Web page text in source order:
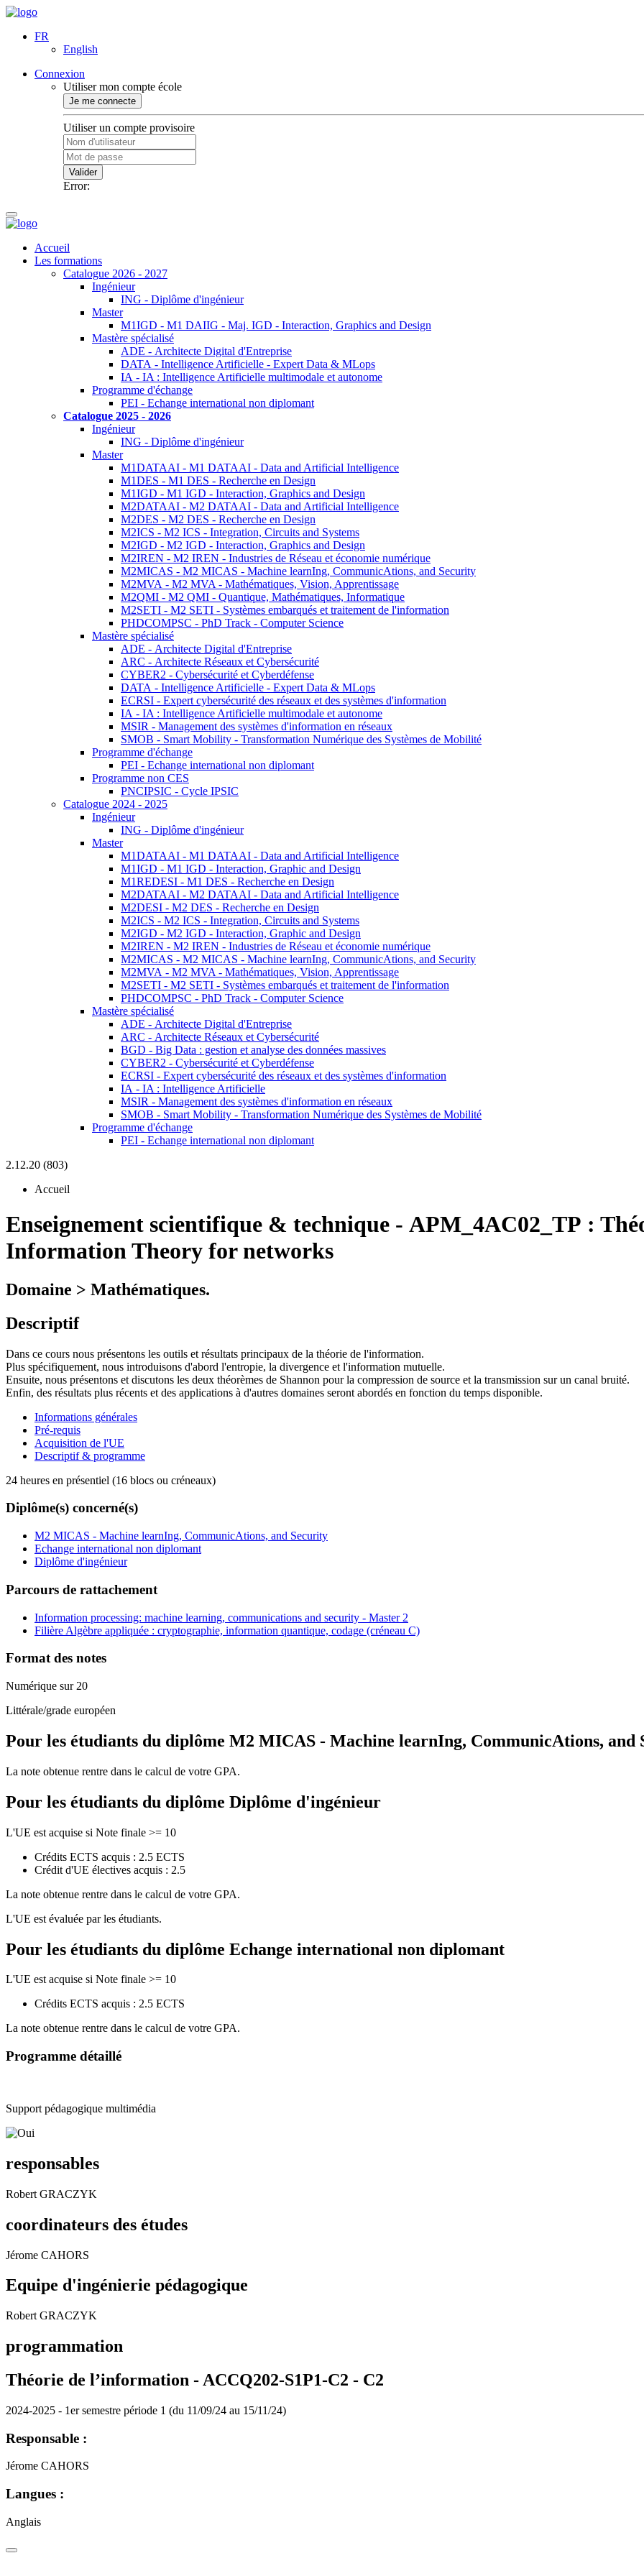
FR
English
Connexion
Utiliser mon compte école
Je me connecte
Utiliser un compte provisoire
Valider
Error:
Accueil
Les formations
Catalogue 2026 - 2027
Ingénieur
ING - Diplôme d'ingénieur
Master
M1IGD - M1 DAIIG - Maj. IGD - Interaction, Graphics and Design
Mastère spécialisé
ADE - Architecte Digital d'Entreprise
DATA - Intelligence Artificielle - Expert Data & MLops
IA - IA : Intelligence Artificielle multimodale et autonome
Programme d'échange
PEI - Echange international non diplomant
Catalogue 2025 - 2026
Ingénieur
ING - Diplôme d'ingénieur
Master
M1DATAAI - M1 DATAAI - Data and Artificial Intelligence
M1DES - M1 DES - Recherche en Design
M1IGD - M1 IGD - Interaction, Graphics and Design
M2DATAAI - M2 DATAAI - Data and Artificial Intelligence
M2DES - M2 DES - Recherche en Design
M2ICS - M2 ICS - Integration, Circuits and Systems
M2IGD - M2 IGD - Interaction, Graphics and Design
M2IREN - M2 IREN - Industries de Réseau et économie numérique
M2MICAS - M2 MICAS - Machine learnIng, CommunicAtions, and Security
M2MVA - M2 MVA - Mathématiques, Vision, Apprentissage
M2QMI - M2 QMI - Quantique, Mathématiques, Informatique
M2SETI - M2 SETI - Systèmes embarqués et traitement de l'information
PHDCOMPSC - PhD Track - Computer Science
Mastère spécialisé
ADE - Architecte Digital d'Entreprise
ARC - Architecte Réseaux et Cybersécurité
CYBER2 - Cybersécurité et Cyberdéfense
DATA - Intelligence Artificielle - Expert Data & MLops
ECRSI - Expert cybersécurité des réseaux et des systèmes d'information
IA - IA : Intelligence Artificielle multimodale et autonome
MSIR - Management des systèmes d'information en réseaux
SMOB - Smart Mobility - Transformation Numérique des Systèmes de Mobilité
Programme d'échange
PEI - Echange international non diplomant
Programme non CES
PNCIPSIC - Cycle IPSIC
Catalogue 2024 - 2025
Ingénieur
ING - Diplôme d'ingénieur
Master
M1DATAAI - M1 DATAAI - Data and Artificial Intelligence
M1IGD - M1 IGD - Interaction, Graphic and Design
M1REDESI - M1 DES - Recherche en Design
M2DATAAI - M2 DATAAI - Data and Artificial Intelligence
M2DESI - M2 DES - Recherche en Design
M2ICS - M2 ICS - Integration, Circuits and Systems
M2IGD - M2 IGD - Interaction, Graphic and Design
M2IREN - M2 IREN - Industries de Réseau et économie numérique
M2MICAS - M2 MICAS - Machine learnIng, CommunicAtions, and Security
M2MVA - M2 MVA - Mathématiques, Vision, Apprentissage
M2SETI - M2 SETI - Systèmes embarqués et traitement de l'information
PHDCOMPSC - PhD Track - Computer Science
Mastère spécialisé
ADE - Architecte Digital d'Entreprise
ARC - Architecte Réseaux et Cybersécurité
BGD - Big Data : gestion et analyse des données massives
CYBER2 - Cybersécurité et Cyberdéfense
ECRSI - Expert cybersécurité des réseaux et des systèmes d'information
IA - IA : Intelligence Artificielle
MSIR - Management des systèmes d'information en réseaux
SMOB - Smart Mobility - Transformation Numérique des Systèmes de Mobilité
Programme d'échange
PEI - Echange international non diplomant
2.12.20 (803)
Accueil
Enseignement scientifique & technique - APM_4AC02_TP :
Information Theory for networks
Domaine > Mathématiques.
Descriptif
Dans ce cours nous présentons les outils et résultats principaux de la théorie de l'information.
Plus spécifiquement, nous introduisons d'abord l'entropie, la divergence et l'information mutuelle.
Ensuite, nous présentons et discutons les deux théorèmes de Shannon pour la compression de source et la transmission sur un canal bruité.
Enfin, des résultats plus récents et des applications à d'autres domaines seront abordés en fonction du temps disponible.
Informations générales
Pré-requis
Acquisition de l'UE
Descriptif & programme
24 heures en présentiel (16 blocs ou créneaux)
Diplôme(s) concerné(s)
M2 MICAS - Machine learnIng, CommunicAtions, and Security
Echange international non diplomant
Diplôme d'ingénieur
Parcours de rattachement
Information processing: machine learning, communications and security - Master 2
Filière Algèbre appliquée : cryptographie, information quantique, codage (créneau C)
Format des notes
Numérique sur 20
Littérale/grade européen
Pour les étudiants du diplôme M2 MICAS - Machine learnIng, CommunicAtions, and
La note obtenue rentre dans le calcul de votre GPA.
Pour les étudiants du diplôme Diplôme d'ingénieur
L'UE est acquise si Note finale >= 10
Crédits ECTS acquis : 2.5 ECTS
Crédit d'UE électives acquis : 2.5
La note obtenue rentre dans le calcul de votre GPA.
L'UE est évaluée par les étudiants.
Pour les étudiants du diplôme Echange international non diplomant
L'UE est acquise si Note finale >= 10
Crédits ECTS acquis : 2.5 ECTS
La note obtenue rentre dans le calcul de votre GPA.
Programme détaillé
Support pédagogique multimédia
responsables
Robert GRACZYK
coordinateurs des études
Jérome CAHORS
Equipe d'ingénierie pédagogique
Robert GRACZYK
programmation
Théorie de l’information - ACCQ202-S1P1-C2 - C2
2024-2025 - 1er semestre période 1 (du 11/09/24 au 15/11/24)
Responsable :
Jérome CAHORS
Langues :
Anglais